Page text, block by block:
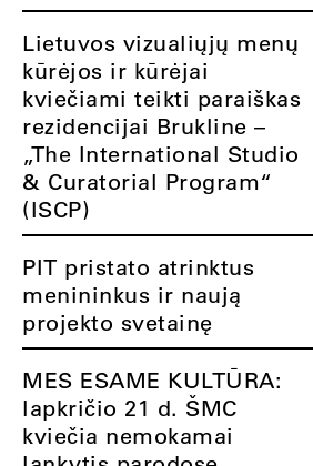
Lietuvos vizualiųjų menų
kūrėjos ir kūrėjai
kviečiami teikti paraiškas
rezidencijai Brukline –
„The International Studio
& Curatorial Program“
(ISCP)
PIT pristato atrinktus
menininkus ir naują
projekto svetainę
MES ESAME KULTŪRA:
lapkričio 21 d. ŠMC
kviečia nemokamai